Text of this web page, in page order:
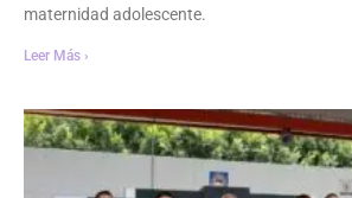
maternidad adolescente.
Leer Más ›